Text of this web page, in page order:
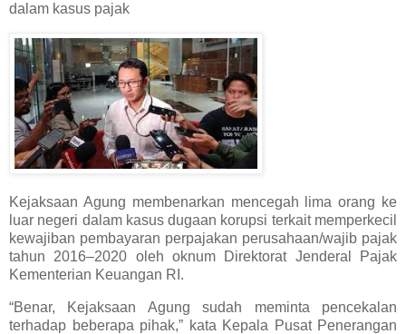
dalam kasus pajak
Kejaksaan Agung membenarkan mencegah lima orang ke
luar negeri dalam kasus dugaan korupsi terkait memperkecil
kewajiban pembayaran perpajakan perusahaan/wajib pajak
tahun 2016–2020 oleh oknum Direktorat Jenderal Pajak
Kementerian Keuangan RI.
“Benar, Kejaksaan Agung sudah meminta pencekalan
terhadap beberapa pihak,” kata Kepala Pusat Penerangan